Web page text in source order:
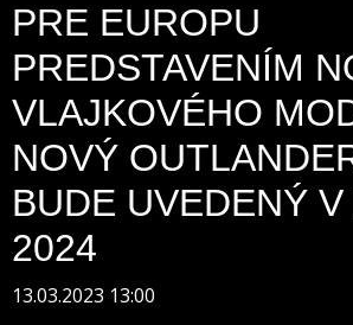
PRE EUROPU
PREDSTAVENÍM
VLAJKOVÉHO
NOVÝ
BUDE UVEDENÝ
2024
13.03.2023 13:00